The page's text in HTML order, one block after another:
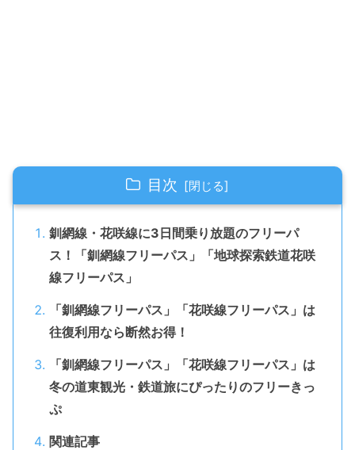
目次
釧網線・花咲線に3日間乗り放題のフリーパ
ス！「釧網線フリーパス」「地球探索鉄道花咲
線フリーパス」
「釧網線フリーパス」「花咲線フリーパス」は
往復利用なら断然お得！
「釧網線フリーパス」「花咲線フリーパス」は
冬の道東観光・鉄道旅にぴったりのフリーきっ
ぷ
関連記事